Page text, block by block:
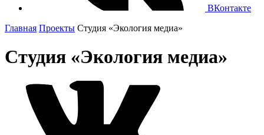
ВКонтакте
Главная Проекты Студия «Экология медиа»
Студия «Экология медиа»